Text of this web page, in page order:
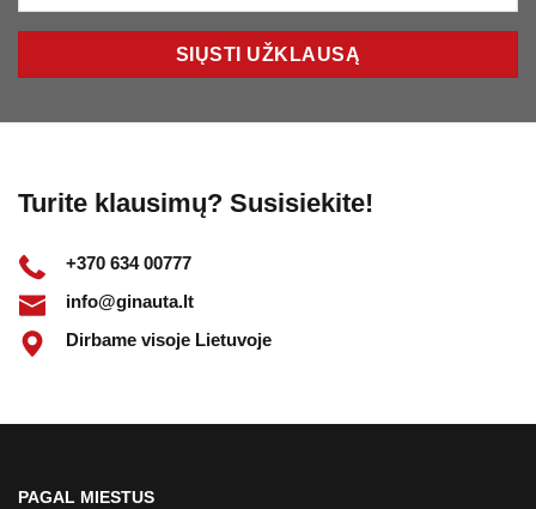
Turite klausimų? Susisiekite!
+370 634 00777
info@ginauta.lt
Dirbame visoje Lietuvoje
PAGAL MIESTUS